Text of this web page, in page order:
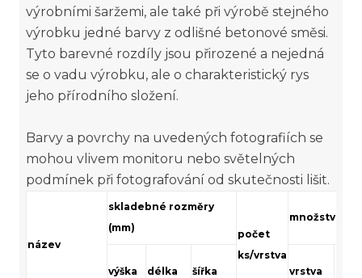
výrobními šaržemi, ale také při výrobě stejného
výrobku jedné barvy z odlišné betonové směsi.
Tyto barevné rozdíly jsou přirozené a nejedná
se o vadu výrobku, ale o charakteristický rys
jeho přírodního složení.
Barvy a povrchy na uvedených fotografiích se
mohou vlivem monitoru nebo světelných
podmínek při fotografování od skutečnosti lišit.
název
skladebné rozměry
(mm)
počet
ks/vrstva
množství (m²)
výška délka šířka vrstva